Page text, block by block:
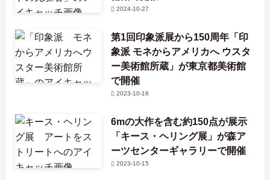
2024-10-27
第1回印象派展から150周年「印
象派 モネからアメリカへ ウスタ
ー美術館所蔵」が東京都美術館
で開催
2023-10-16
6mの大作を含む約150点が展示
「キース・ヘリング展」が森ア
ーツセンターギャラリーで開催
2023-10-15